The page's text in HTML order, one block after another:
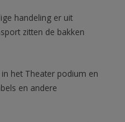
handeling er uit
zitten de bakken
het Theater podium en
en andere